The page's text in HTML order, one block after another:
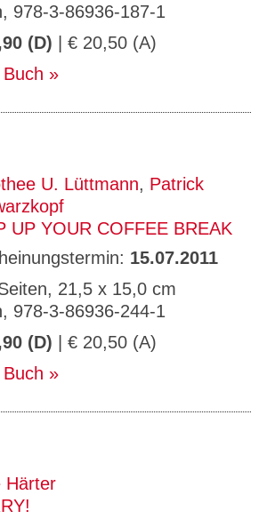
978-3-86936-187-1
(D) | € 20,50 (A)
U. Lüttmann, Patrick
UP YOUR COFFEE BREAK
15.07.2011
21,5 x 15,0 cm
978-3-86936-244-1
(D) | € 20,50 (A)
Härter